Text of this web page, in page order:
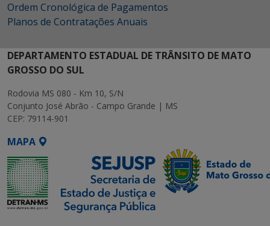
Ordem Cronológica de Pagamentos
Planos de Contratações Anuais
DEPARTAMENTO ESTADUAL DE TRÂNSITO DE MATO
GROSSO DO SUL
Rodovia MS 080 - Km 10, S/N
Conjunto José Abrão - Campo Grande | MS
CEP: 79114-901
MAPA